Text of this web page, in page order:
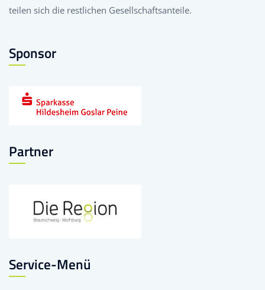
teilen sich die restlichen Gesellschaftsanteile.
Sponsor
Partner
Service-Menü